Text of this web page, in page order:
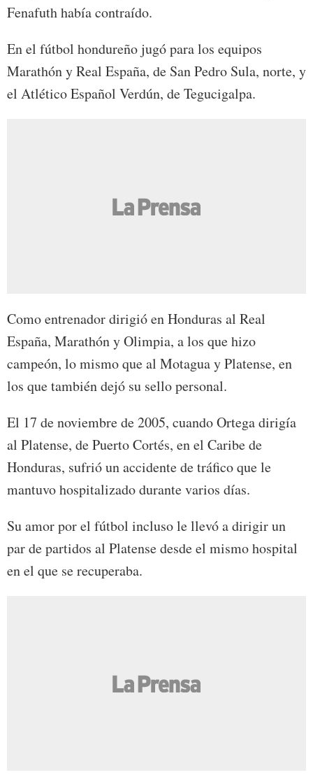
Fenafuth había contraído.
En el fútbol hondureño jugó para los equipos
Marathón y Real España, de San Pedro Sula, norte, y
el Atlético Español Verdún, de Tegucigalpa.
Como entrenador dirigió en Honduras al Real
España, Marathón y Olimpia, a los que hizo
campeón, lo mismo que al Motagua y Platense, en
los que también dejó su sello personal.
El 17 de noviembre de 2005, cuando Ortega dirigía
al Platense, de Puerto Cortés, en el Caribe de
Honduras, sufrió un accidente de tráfico que le
mantuvo hospitalizado durante varios días.
Su amor por el fútbol incluso le llevó a dirigir un
par de partidos al Platense desde el mismo hospital
en el que se recuperaba.